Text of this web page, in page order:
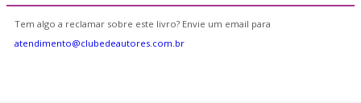
Tem algo a reclamar sobre este livro? Envie um email para
atendimento@clubedeautores.com.br